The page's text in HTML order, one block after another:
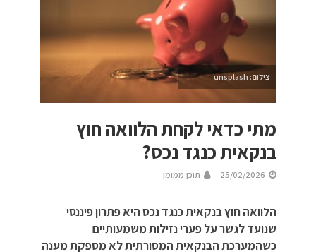
צילום: unsplash
מתי כדאי לקחת הלוואה חוץ
בנקאית כנגד נכס?
25/02/2026 תוכן ממומן
הלוואה חוץ בנקאית כנגד נכס היא פתרון פיננסי
שנועד לגשר על פערי נזילות משמעותיים
כשהמערכת הבנקאית המסורתית לא מספקת מענה